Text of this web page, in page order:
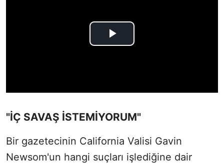
"İÇ SAVAŞ İSTEMİYORUM"
Bir gazetecinin California Valisi Gavin
Newsom'un hangi suçları işlediğine dair